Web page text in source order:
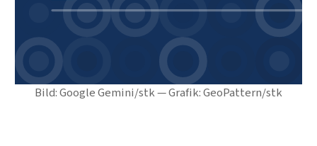
Bild: Google Gemini/stk — Grafik: GeoPattern/stk